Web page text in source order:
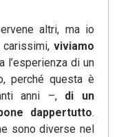
altri, ma io
viviamo
l’esperienza di un
perché questa è
anni –, di un
dappertutto.
sono diverse nel